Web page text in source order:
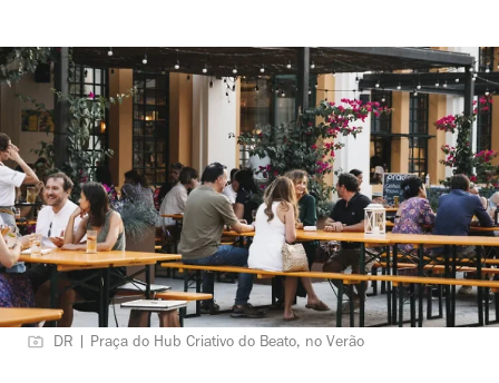
DR | Praça do Hub Criativo do Beato, no Verão